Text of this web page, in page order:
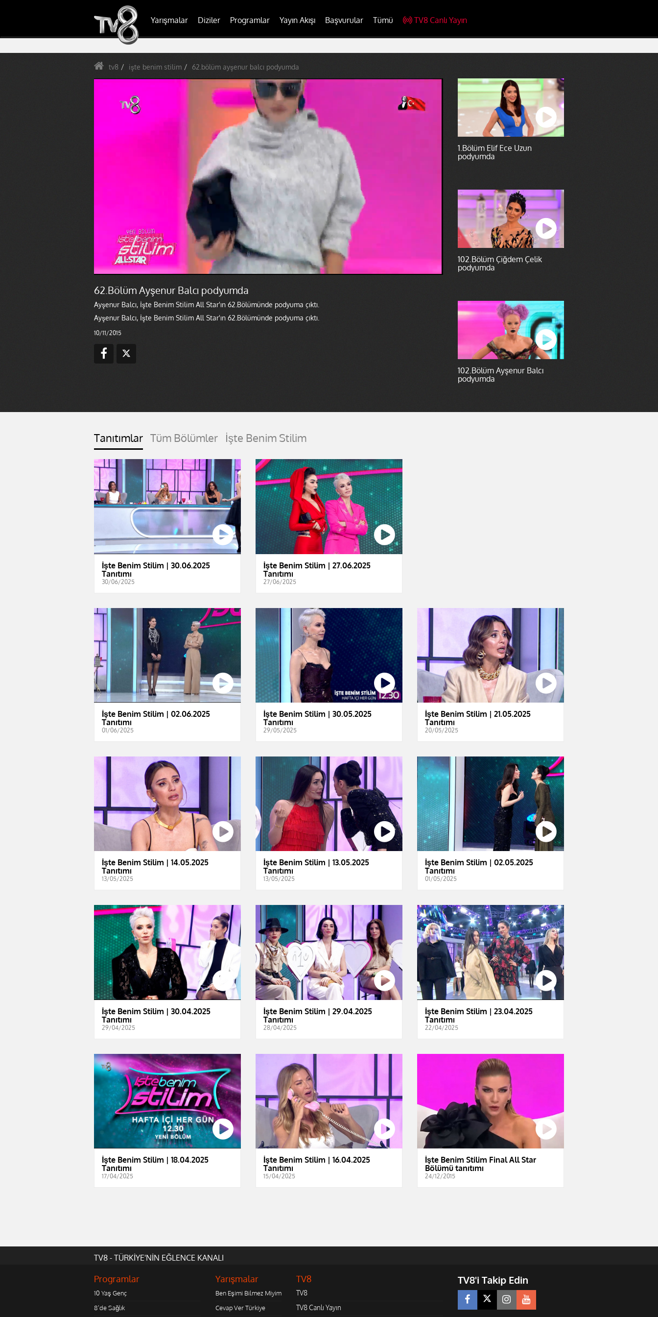
Yarışmalar Diziler Programlar Yayın Akışı Başvurular Tümü TV8 Canlı Yayın
tv8 işte benim stilim 62.bölüm ayşenur balcı podyumda
62.Bölüm Ayşenur Balcı podyumda
Ayşenur Balcı, İşte Benim Stilim All Star'ın 62.Bölümünde podyuma çıktı.
Ayşenur Balcı, İşte Benim Stilim All Star'ın 62.Bölümünde podyuma çıktı.
10/11/2015
1.Bölüm Elif Ece Uzun
podyumda
102.Bölüm Çiğdem Çelik
podyumda
102.Bölüm Ayşenur Balcı
podyumda
Tanıtımlar Tüm Bölümler İşte Benim Stilim
İşte Benim Stilim | 30.06.2025
Tanıtımı
30/06/2025
İşte Benim Stilim | 27.06.2025
Tanıtımı
27/06/2025
İşte Benim Stilim | 02.06.2025
Tanıtımı
01/06/2025
İşte Benim Stilim | 30.05.2025
Tanıtımı
29/05/2025
İşte Benim Stilim | 21.05.2025
Tanıtımı
20/05/2025
İşte Benim Stilim | 14.05.2025
Tanıtımı
13/05/2025
İşte Benim Stilim | 13.05.2025
Tanıtımı
13/05/2025
İşte Benim Stilim | 02.05.2025
Tanıtımı
01/05/2025
İşte Benim Stilim | 30.04.2025
Tanıtımı
29/04/2025
İşte Benim Stilim | 29.04.2025
Tanıtımı
28/04/2025
İşte Benim Stilim | 23.04.2025
Tanıtımı
22/04/2025
İşte Benim Stilim | 18.04.2025
Tanıtımı
17/04/2025
İşte Benim Stilim | 16.04.2025
Tanıtımı
15/04/2025
İşte Benim Stilim Final All Star
Bölümü tanıtımı
24/12/2015
TV8 - TÜRKİYE'NİN EĞLENCE KANALI
Programlar
10 Yaş Genç
8'de Sağlık
Yarışmalar
Ben Eşimi Bilmez Miyim
Cevap Ver Türkiye
TV8
TV8
TV8 Canlı Yayın
TV8'i Takip Edin